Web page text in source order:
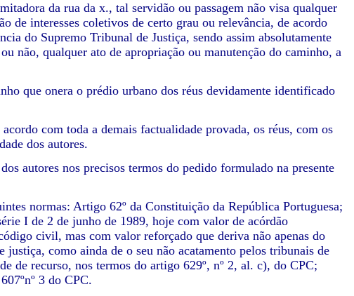
da rua da x., tal servidão ou passagem não visa qualquer
de interesses coletivos de certo grau ou relevância, de acordo
do Supremo Tribunal de Justiça, sendo assim absolutamente
não, qualquer ato de apropriação ou manutenção do caminho, a
que onera o prédio urbano dos réus devidamente identificado
com toda a demais factualidade provada, os réus, com os
dos autores.
autores nos precisos termos do pedido formulado na presente
normas: Artigo 62º da Constituição da República Portuguesa;
I de 2 de junho de 1989, hoje com valor de acórdão
civil, mas com valor reforçado que deriva não apenas do
como ainda de o seu não acatamento pelos tribunais de
de recurso, nos termos do artigo 629º, nº 2, al. c), do CPC;
3 do CPC.